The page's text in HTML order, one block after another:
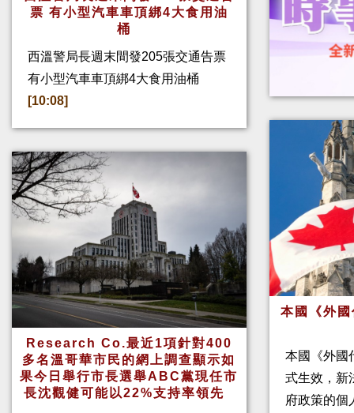
票 有小型汽車車頂綁4大食用油
桶
西溫警局長週末間發205張交通告票
有小型汽車車頂綁4大食用油桶
[10:08]
Research Co.最近1項針對400
多名溫哥華市民的網上調查顯示如
果今日舉行市長選舉ABC黨現任市
長沈觀健可能以22%支持率領先
本國《外
本國《外國
式生效，新
府政策的個